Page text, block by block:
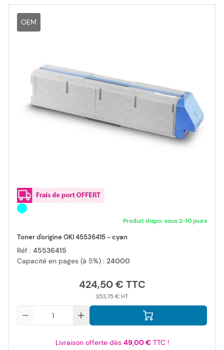
OEM
Produit dispo. sous 2-10 jours
Toner d'origine OKI 45536415 - cyan
Réf : 45536415
Capacité en pages (à 5%) : 24000
424,50 €
353,75 €
Livraison offerte dès 49,00 €TTC !